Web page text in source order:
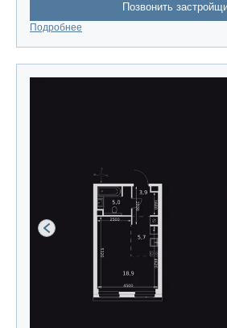
Позвонить
Подробнее